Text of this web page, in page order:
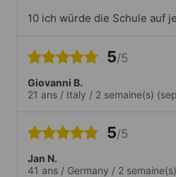
10 ich würde die Schule auf
5/5
Giovanni B.
21 ans / Italy / 2 semaine(s)
5/5
Jan N.
41 ans / Germany / 2 semaine(s)